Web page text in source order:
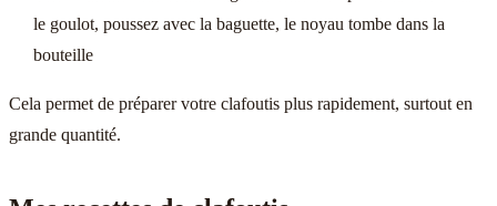
le goulot, poussez avec la baguette, le noyau tombe dans la
bouteille
Cela permet de préparer votre clafoutis plus rapidement, surtout en
grande quantité.